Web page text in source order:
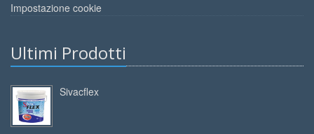
Impostazione cookie
Ultimi Prodotti
Sivacflex